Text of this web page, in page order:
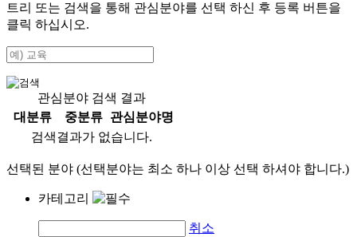
트리 또는 검색을 통해 관심분야를 선택 하신 후 등록 버튼을
클릭 하십시오.
관심분야 검색 결과
대분류
중분류
관심분야명
검색결과가 없습니다.
선택된 분야 (선택분야는 최소 하나 이상 선택 하셔야 합니다.)
카테고리
취소